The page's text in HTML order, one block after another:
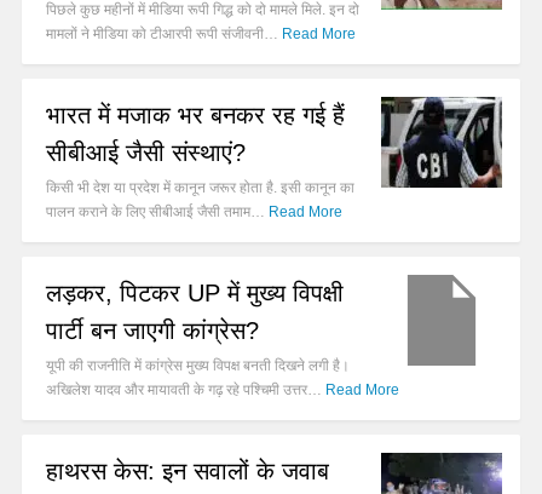
पिछले कुछ महीनों में मीडिया रूपी गिद्ध को दो मामले मिले. इन दो
मामलों ने मीडिया को टीआरपी रूपी संजीवनी… Read More
भारत में मजाक भर बनकर रह गई हैं
सीबीआई जैसी संस्थाएं?
किसी भी देश या प्रदेश में कानून जरूर होता है. इसी कानून का
पालन कराने के लिए सीबीआई जैसी तमाम… Read More
लड़कर, पिटकर UP में मुख्य विपक्षी
पार्टी बन जाएगी कांग्रेस?
यूपी की राजनीति में कांग्रेस मुख्य विपक्ष बनती दिखने लगी है।
अखिलेश यादव और मायावती के गढ़ रहे पश्चिमी उत्तर… Read More
हाथरस केस: इन सवालों के जवाब